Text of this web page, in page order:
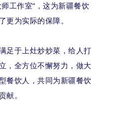
工作室”，这为新疆餐饮
更为实际的保障。
足于上灶炒炒菜，给人打
，全方位不懈努力，做大
餐饮人，共同为新疆餐饮
献。